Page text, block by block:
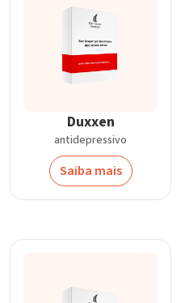
Duxxen
antidepressivo
Saiba mais